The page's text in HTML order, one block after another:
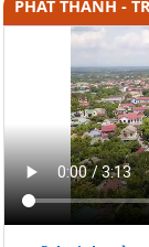
PHÁT THANH -